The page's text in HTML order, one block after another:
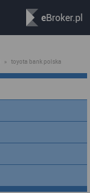
» toyota bank polska